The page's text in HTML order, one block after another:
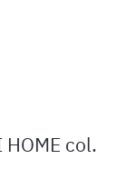
HOME col.